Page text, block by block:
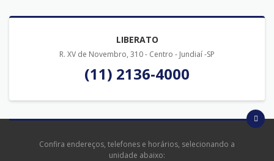
LIBERATO
R. XV de Novembro, 310 - Centro - Jundiaí -SP
(11) 2136-4000
Confira endereços, telefones e horários, selecionando a
unidade abaixo: